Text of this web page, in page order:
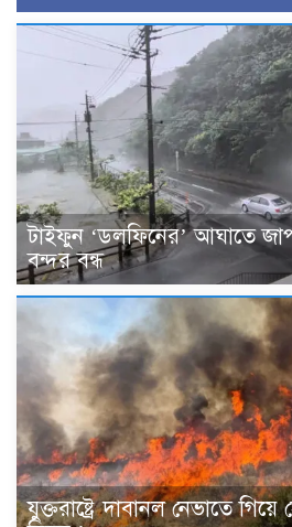
টাইফুন ‘ডলফিনের’ আঘাতে
বন্দর বন্ধ
যুক্তরাষ্ট্রে দাবানল নেভাতে গিয়ে